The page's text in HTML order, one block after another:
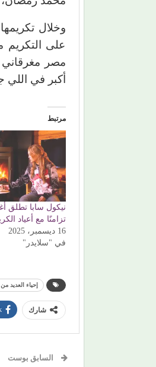
وخلال
على التكريم
مصر مغرقاني
أكبر في اللي
مرتبط
نيكول سابا تطلق
تزامنًا مع أعياد
16 ديسمبر، 2025
في "سلايدر"
إحياء العديد
شارك
السابق بوست